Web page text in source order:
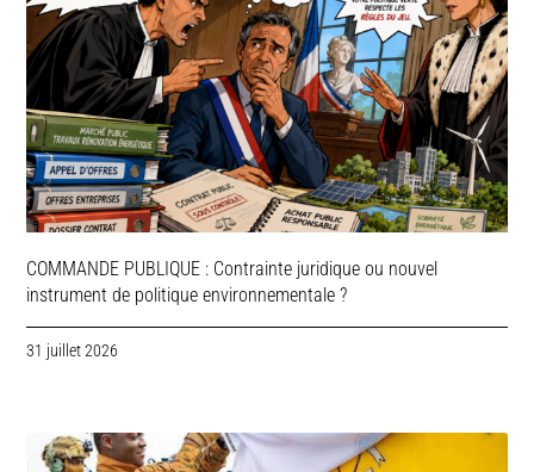
COMMANDE PUBLIQUE : Contrainte juridique ou nouvel
instrument de politique environnementale ?
31 juillet 2026